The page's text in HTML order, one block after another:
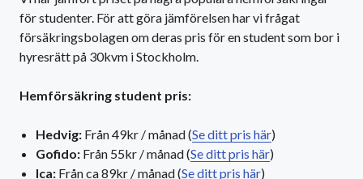
för studenter. För att göra jämförelsen har vi frågat
försäkringsbolagen om deras pris för en student som bor i
hyresrätt på 30kvm i Stockholm.
Hemförsäkring student pris:
Hedvig: Från 49kr / månad (Se ditt pris här)
Gofido: Från 55kr / månad (Se ditt pris här)
Ica: Från ca 89kr / månad (Se ditt pris här)